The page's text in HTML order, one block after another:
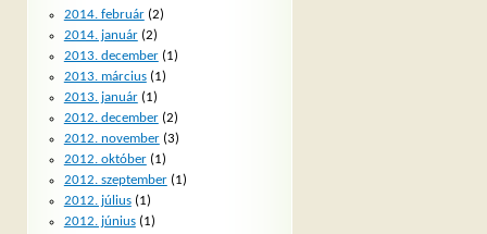
2014. február(2)
2014. január(2)
2013. december(1)
2013. március(1)
2013. január(1)
2012. december(2)
2012. november(3)
2012. október(1)
2012. szeptember(1)
2012. július(1)
2012. június(1)